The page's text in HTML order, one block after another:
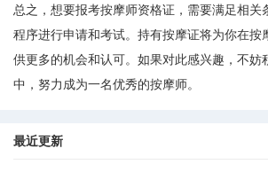
总之，想要报考按摩师资格证，需要满足相关
程序进行申请和考试。持有按摩证将为你在按
供更多的机会和认可。如果对此感兴趣，不妨
中，努力成为一名优秀的按摩师。
最近更新